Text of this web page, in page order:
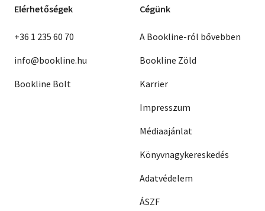
Elérhetőségek
+36 1 235 60 70
info@bookline.hu
Bookline Bolt
Cégünk
A Bookline-ról bővebben
Bookline Zöld
Karrier
Impresszum
Médiaajánlat
Könyvnagykereskedés
Adatvédelem
ÁSZF